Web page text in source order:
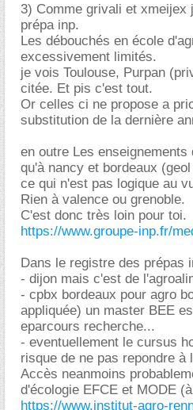
3) Comme grivali et xmeijex
prépa inp.
Les débouchés en école
excessivement limités.
je vois Toulouse, Purpan
citée. Et pis c'est tout.
Or celles ci ne propose a
substitution de la dernière
en outre Les
qu'à nancy et bordeaux
ce qui n'est pas logique au
Rien à valence ou grenoble.
C'est donc très loin pour toi.
https://www.groupe-inp.fr/
Dans le registre des prépas
- dijon mais c'est de
- cpbx bordeaux pour agro
appliquée) un master BEE
eparcours recherche...
- eventuellement le cursus
risque de ne pas repondre à
Accès neanmoins
d'écologie EFCE et MODE
https://www.institut-agro-